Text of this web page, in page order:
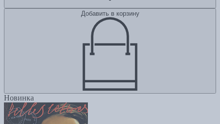
Добавить в корзину
Новинка